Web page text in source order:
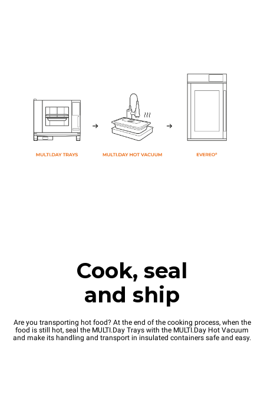
Cook, seal
and ship
Are you transporting hot food? At the end of the cooking process, when the
food is still hot, seal the MULTI.Day Trays with the MULTI.Day Hot Vacuum
and make its handling and transport in insulated containers safe and easy.